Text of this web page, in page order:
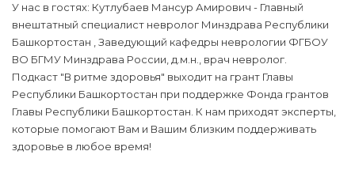
У нас в гостях: Кутлубаев Мансур Амирович - Главный
внештатный специалист невролог Минздрава Республики
Башкортостан , Заведующий кафедры неврологии ФГБОУ
ВО БГМУ Минздрава России, д.м.н., врач невролог.
Подкаст "В ритме здоровья" выходит на грант Главы
Республики Башкортостан при поддержке Фонда грантов
Главы Республики Башкортостан. К нам приходят эксперты,
которые помогают Вам и Вашим близким поддерживать
здоровье в любое время!